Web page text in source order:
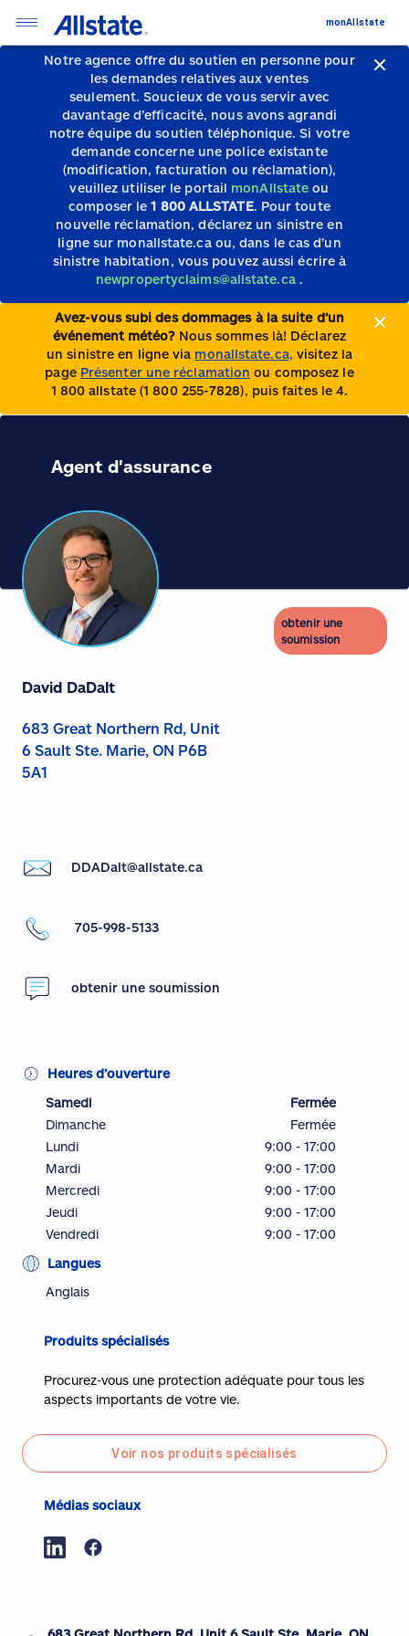
Notre agence offre du soutien en personne pour
les demandes relatives aux ventes
seulement.Soucieux de vous servir avec
davantage d’efficacité, nous avons agrandi
notre équipe du soutien téléphonique.Si votre
demande concerne une police existante
(modification, facturation ou réclamation),
veuillez utiliser le portail monAllstate ou
composer le1 800 ALLSTATE. Pour toute
nouvelle réclamation, déclarez un sinistre en
ligne sur monallstate.ca ou, dans le cas d’un
sinistre habitation, vous pouvez aussi écrire à
newpropertyclaims@allstate.ca .
Avez-vous subi des dommages à la suite d’un
événement météo? Nous sommes là! Déclarez
un sinistre en ligne via monallstate.ca, visitez la
page Présenter une réclamation ou composez le
1 800 allstate (1 800 255-7828), puis faites le 4.
monAllstate
Agent d'assurance
obtenir une
soumission
David DaDalt
683 Great Northern Rd, Unit
6 Sault Ste. Marie, ON P6B
5A1
DDADalt@allstate.ca
705-998-5133
obtenir une soumission
Heures d’ouverture
Samedi
Fermée
Dimanche
Fermée
Lundi
9:00 - 17:00
Mardi
9:00 - 17:00
Mercredi
9:00 - 17:00
Jeudi
9:00 - 17:00
Vendredi
9:00 - 17:00
Langues
Anglais
Produits spécialisés
Procurez-vous une protection adéquate pour tous les
aspects importants de votre vie.
Voir nos produits spécialisés
Médias sociaux